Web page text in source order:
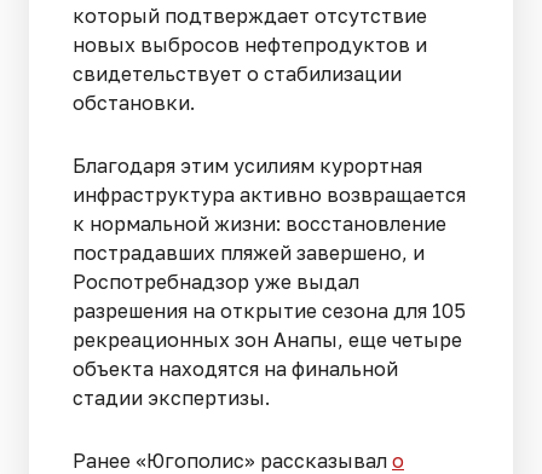
который подтверждает отсутствие
новых выбросов нефтепродуктов и
свидетельствует о стабилизации
обстановки.
Благодаря этим усилиям курортная
инфраструктура активно возвращается
к нормальной жизни: восстановление
пострадавших пляжей завершено, и
Роспотребнадзор уже выдал
разрешения на открытие сезона для 105
рекреационных зон Анапы, еще четыре
объекта находятся на финальной
стадии экспертизы.
Ранее «Югополис» рассказывал о